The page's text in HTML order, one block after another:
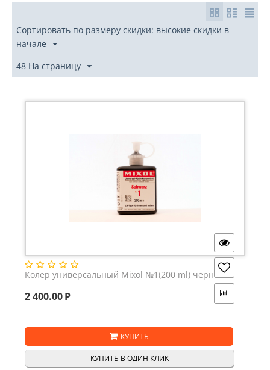
Персиковый
Рыжевато-коричневый
Светлый Дуб
Теплый-терракотовый
Умбра
Фиолетовый
Сортировать по размеру скидки: высокие скидки в
начале
48 На страницу
Колер универсальный Mixol №1(200 ml) черный
2 400.00Р
КУПИТЬ
КУПИТЬ В ОДИН КЛИК